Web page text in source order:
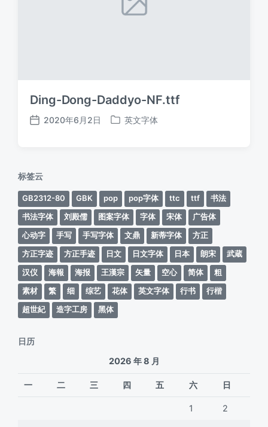
Ding-Dong-Daddyo-NF.ttf
发
2020年6月2日
发
英文字体
标签云
GB2312-80 GBK pop pop字体 ttc ttf
书法
书法字体
刘殿儒 图案字体 字体 宋体
广告体
心动字
手写 手写字体 文鼎 新蒂字体
方正
方正字迹
方正手迹 日文 日文字体 日本 朗宋
武蔵
汉仪
海報 海报 王漢宗 矢量 空心 简体
粗
素材
繁 细 综艺 花体 英文字体 行书
行楷
超世紀
造字工房 黑体
日历
2026 年 8 月
一 二 三 四 五 六 日
1 2